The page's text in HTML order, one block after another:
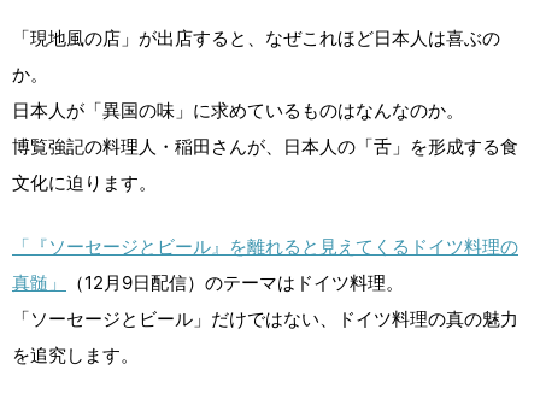
「現地風の店」が出店すると、なぜこれほど日本人は喜ぶの
か。
日本人が「異国の味」に求めているものはなんなのか。
博覧強記の料理人・稲田さんが、日本人の「舌」を形成する食
文化に迫ります。
「『ソーセージとビール』を離れると見えてくるドイツ料理の
真髄」
（12月9日配信）のテーマはドイツ料理。
「ソーセージとビール」だけではない、ドイツ料理の真の魅力
を追究します。